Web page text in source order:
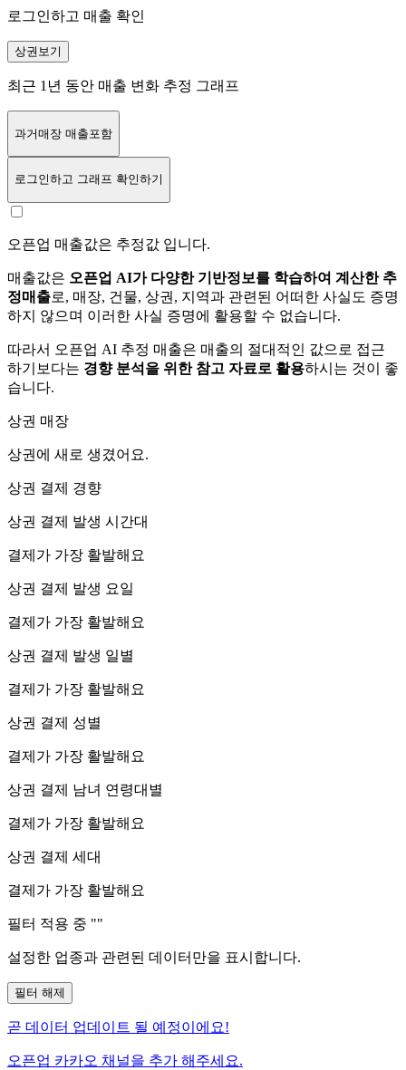
로그인하고 매출 확인
상권보기
최근 1년 동안 매출 변화 추정 그래프
과거매장 매출포함
로그인하고 그래프 확인하기
오픈업 매출값은 추정값 입니다.
매출값은 오픈업 AI가 다양한 기반정보를 학습하여 계산한 추
정매출로, 매장, 건물, 상권, 지역과 관련된 어떠한 사실도 증명
하지 않으며 이러한 사실 증명에 활용할 수 없습니다.
따라서 오픈업 AI 추정 매출은 매출의 절대적인 값으로 접근
하기보다는 경향 분석을 위한 참고 자료로 활용하시는 것이 좋
습니다.
상권 매장
상권에 새로 생겼어요.
상권 결제 경향
상권 결제 발생 시간대
결제가 가장 활발해요
상권 결제 발생 요일
결제가 가장 활발해요
상권 결제 발생 일별
결제가 가장 활발해요
상권 결제 성별
결제가 가장 활발해요
상권 결제 남녀 연령대별
결제가 가장 활발해요
상권 결제 세대
결제가 가장 활발해요
필터 적용 중 ""
설정한 업종과 관련된 데이터만을 표시합니다.
필터 해제
곧 데이터 업데이트 될 예정이에요!
오픈업 카카오 채널을 추가 해주세요.